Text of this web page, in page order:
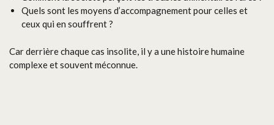
Quels sont les moyens d’accompagnement pour celles et
ceux qui en souffrent ?
Car derrière chaque cas insolite, il y a une histoire humaine
complexe et souvent méconnue.